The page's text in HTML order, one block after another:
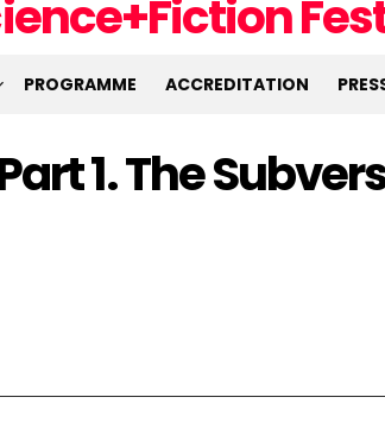
PROGRAMME ACCREDITATION
1. The